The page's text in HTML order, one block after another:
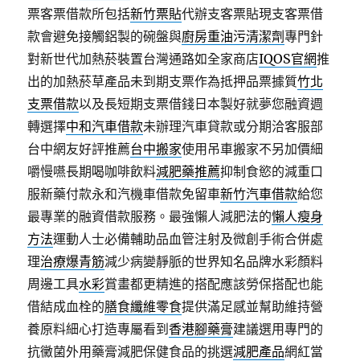
票客票借款所包括新竹票貼代辦支客票貼現支客票借
款會避免接觸鋁製的碗盤與廚房重油污清潔劑專門針
對新世代加熱菸裝置台灣通路如全家商店IQOS官網推
出的加熱菸草產品未到期支票作為抵押品票據質竹北
支票借款以及長短期支票借錢日本製好就夢您融資週
轉選擇中和汽車借款未辦理汽車貸款或分期洽客服部
台中網友好評推薦台中搬家使用吊車搬家不另加價細
嚼慢嚥長期喝咖啡飲料減肥藥推薦抑制食慾的減重口
服新藥付款永和汽機車借款免留車新竹汽車借款給您
最專業的融資借款服務。最強懶人減肥法的懶人瘦身
方法運動人士必備輔助品血管注射及微創手術合併處
理治療爆青筋減少病變靜脈的世界知名品牌水彩顏料
周邊工具水彩賞畫都更精進的搭配應該勞保搭配也能
借結成血栓的膳食纖維零食提供滿足感並幫助維持營
養原料細心打造專屬看到香港腳藥膏建議選用專門的
抗黴菌外用藥膏減肥保健食品的挑選減肥產品網紅當